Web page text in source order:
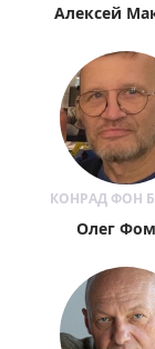
Алексей
КОНРАД ФОН
Олег